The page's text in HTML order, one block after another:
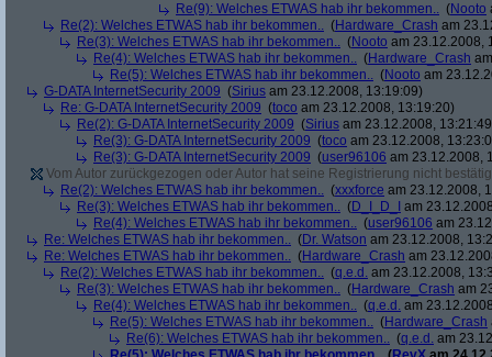
Re(9): Welches ETWAS hab ihr bekommen.. (Nooto
Re(2): Welches ETWAS hab ihr bekommen.. (Hardware_Crash am
Re(3): Welches ETWAS hab ihr bekommen.. (Nooto am 23.12.2008,
Re(4): Welches ETWAS hab ihr bekommen.. (Hardware_Crash
Re(5): Welches ETWAS hab ihr bekommen.. (Nooto am
G-DATA InternetSecurity 2009 (Sirius am 23.12.2008, 13:19:09)
Re: G-DATA InternetSecurity 2009 (toco am 23.12.2008, 13:19:20)
Re(2): G-DATA InternetSecurity 2009 (Sirius am 23.12.2008,
Re(3): G-DATA InternetSecurity 2009 (toco am 23.12.2008,
Re(3): G-DATA InternetSecurity 2009 (user96106 am 23.12.2008,
Vom Autor zurückgezogen oder Autor hat seine Registrierung nicht
Re(2): Welches ETWAS hab ihr bekommen.. (xxxforce am 23.12.2008,
Re(3): Welches ETWAS hab ihr bekommen.. (D_I_D_I
am
Re(4): Welches ETWAS hab ihr bekommen.. (user96106 am
Re: Welches ETWAS hab ihr bekommen.. (Dr. Watson am 23.12.2008,
Re: Welches ETWAS hab ihr bekommen.. (Hardware_Crash am
Re(2): Welches ETWAS hab ihr bekommen.. (q.e.d. am 23.12.2008,
Re(3): Welches ETWAS hab ihr bekommen.. (Hardware_Crash am
Re(4): Welches ETWAS hab ihr bekommen.. (q.e.d. am
Re(5): Welches ETWAS hab ihr bekommen.. (Hardware_Crash
Re(6): Welches ETWAS hab ihr bekommen.. (q.e.d. am